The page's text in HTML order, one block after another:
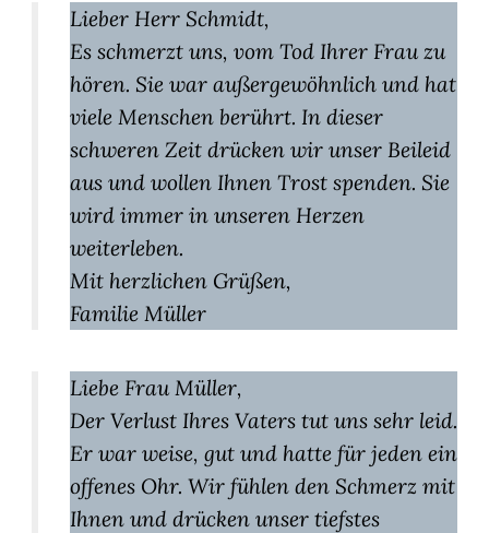
Lieber Herr Schmidt,
Es schmerzt uns, vom Tod Ihrer Frau zu
hören. Sie war außergewöhnlich und hat
viele Menschen berührt. In dieser
schweren Zeit drücken wir unser Beileid
aus und wollen Ihnen Trost spenden. Sie
wird immer in unseren Herzen
weiterleben.
Mit herzlichen Grüßen,
Familie Müller
Liebe Frau Müller,
Der Verlust Ihres Vaters tut uns sehr leid.
Er war weise, gut und hatte für jeden ein
offenes Ohr. Wir fühlen den Schmerz mit
Ihnen und drücken unser tiefstes